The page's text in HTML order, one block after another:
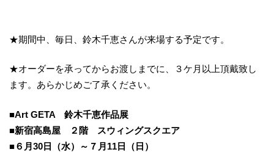
★期間中、毎日、鈴木千恵さんが来場する予定です。
★オーダーを承ってからお渡しまでに、３ケ月以上頂戴致し
ます。あらかじめご了承ください。
■Art GETA 鈴木千恵作品展
■新宿高島屋 ２階 スウィングスクエア
■６月30日（水）～７月11日（日）